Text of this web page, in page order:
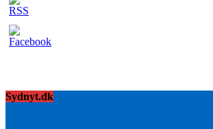
Sydnyt.dk